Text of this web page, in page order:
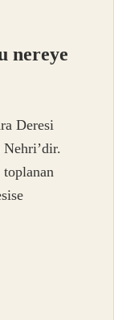
nereye
Deresi
Nehri’dir.